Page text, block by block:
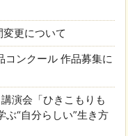
更について
コンクール 作品募集に
演会「ひきこもりも
ぶ“自分らしい”生き方